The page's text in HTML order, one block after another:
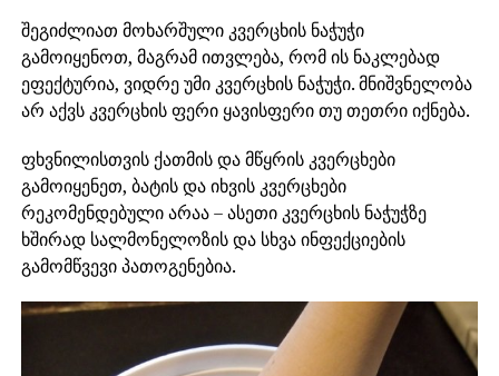
შეგიძლიათ მოხარშული კვერცხის ნაჭუჭი
გამოიყენოთ, მაგრამ ითვლება, რომ ის ნაკლებად
ეფექტურია, ვიდრე უმი კვერცხის ნაჭუჭი. მნიშვნელობა
არ აქვს კვერცხის ფერი ყავისფერი თუ თეთრი იქნება.
ფხვნილისთვის ქათმის და მწყრის კვერცხები
გამოიყენეთ, ბატის და იხვის კვერცხები
რეკომენდებული არაა – ასეთი კვერცხის ნაჭუჭზე
ხშირად სალმონელოზის და სხვა ინფექციების
გამომწვევი პათოგენებია.